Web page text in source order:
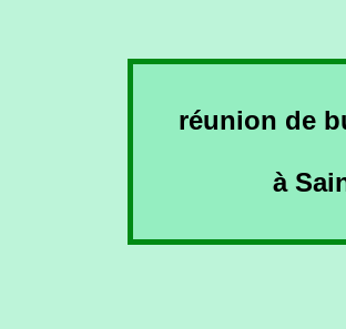
réunion de
à